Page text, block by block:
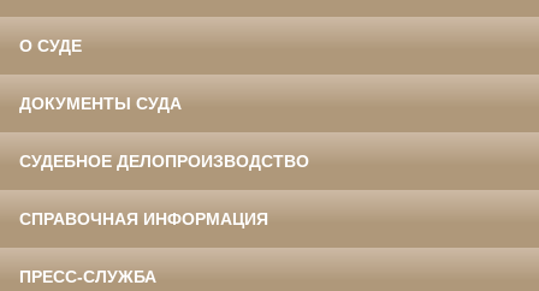
О СУДЕ
ДОКУМЕНТЫ СУДА
СУДЕБНОЕ ДЕЛОПРОИЗВОДСТВО
СПРАВОЧНАЯ ИНФОРМАЦИЯ
ПРЕСС-СЛУЖБА